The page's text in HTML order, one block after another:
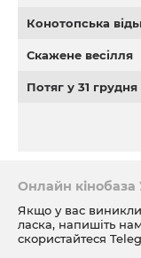
Конотопська
Скажене весілля
Потяг у 31 грудня
Онлайн кінобаза
Якщо у вас виникли
ласка, напишіть
скористайтеся